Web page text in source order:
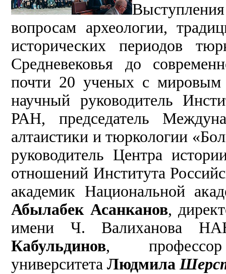
вопросам археологии,
исторических периодов
Средневековья до
почти 20 ученых с
научный руководитель
РАН, председатель
алтаистики и тюркологии
руководитель Центра
отношений Института
академик Национальной
Абылабек Асанканов,
имени Ч. Валиханова
Кабульдинов, профессор
университетаЛюдмила